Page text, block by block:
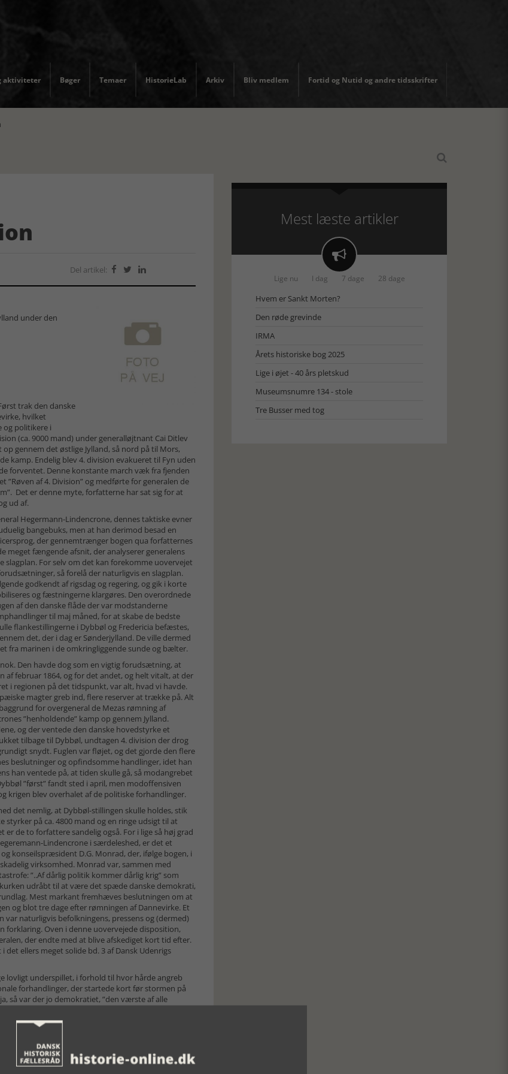
aktiviteter Bøger Temaer HistorieLab Arkiv Bliv medlem Fortid og Nutid og andre tidsskrifter

Del artikel:   
under den
trak den danske
hvilket
og politikere i
(ca. 9000 mand) under generalløjtnant Cai Ditlev
gennem det østlige Jylland, så nord på til Mors,
kamp. Endelig blev 4. division evakueret til Fyn uden
forventet. Denne konstante march væk fra fjenden
af 4. Division” og medførte for generalen de
Det er denne myte, forfatterne har sat sig for at
ud af.
Hegermann-Lindencrone, dennes taktiske evner
bangebuks, men at han derimod besad en
der gennemtrænger bogen qua forfatternes
meget fængende afsnit, der analyserer generalens
For selv om det kan forekomme uovervejet
så forelå der naturligvis en slagplan.
godkendt af rigsdag og regering, og gik i korte
og fæstningerne klargøres. Den overordnede
af den danske flåde der var modstanderne
til maj måned, for at skabe de bedste
flankestillingerne i Dybbøl og Fredericia befæstes,
det, der i dag er Sønderjylland. De ville dermed
fra marinen i de omkringliggende sunde og bælter.
Den havde dog som en vigtig forudsætning, at
februar 1864, og for det andet, og helt vitalt, at der
i regionen på det tidspunkt, var alt, hvad vi havde.
magter greb ind, flere reserver at trække på. Alt
for overgeneral de Mezas rømning af
”henholdende” kamp op gennem Jylland.
og der ventede den danske hovedstyrke et
tilbage til Dybbøl, undtagen 4. division der drog
snydt. Fuglen var fløjet, og det gjorde den flere
beslutninger og opfindsomme handlinger, idet han
han ventede på, at tiden skulle gå, så modangrebet
”først” fandt sted i april, men modoffensiven
krigen blev overhalet af de politiske forhandlinger.
det nemlig, at Dybbøl-stillingen skulle holdes, stik
på ca. 4800 mand og en ringe udsigt til at
de to forfattere sandelig også. For i lige så høj grad
Lindencrone i særdeleshed, er det et
konseilspræsident D.G. Monrad, der, ifølge bogen, i
virksomhed. Monrad var, sammen med
”..Af dårlig politik kommer dårlig krig” som
udråbt til at være det spæde danske demokrati,
Mest markant fremhæves beslutningen om at
og blot tre dage efter rømningen af Dannevirke. Et
naturligvis befolkningens, pressens og (dermed)
Oven i denne uovervejede disposition,
der endte med at blive afskediget kort tid efter.
ellers meget solide bd. 3 af Dansk Udenrigs
lovligt underspillet, i forhold til hvor hårde angreb
forhandlinger, der startede kort før stormen på
så var der jo demokratiet, ”den værste af alle
lidt uheldigt struktureret. Monrads ”syv svigt”
Da det bliver nævnt, at visse kræfter var
Der henvises til en slagplan (s. 31) man først
det lidt malplaceret, at et afsnit om
militære ledelse, i stedet for i et selvstændigt kapitel,
Mest læste artikler

Lige nu I dag 7 dage 28 dage
Hvem er Sankt Morten?
Den røde grevinde
IRMA
Årets historiske bog 2025
Lige i øjet - 40 års pletskud
Museumsnumre 134 - stole
Tre Busser med tog